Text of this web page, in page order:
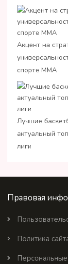
Акцент на
спорте ММА
Лучшие
актуальный
лиги
Правовая
Политика